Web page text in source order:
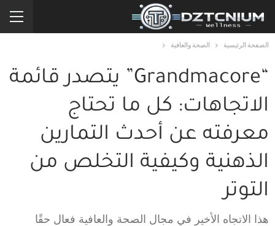
الصفحة الرئيسية الصحة والعافية
“Grandmacore” يتصدر قائمة
الاتجاهات: كل ما تحتاج
معرفته عن أحدث التمارين
الذهنية وكيفية التخلص من
التوتر
هذا الاتجاه الأخير في مجال الصحة والعافية فعال حقًا